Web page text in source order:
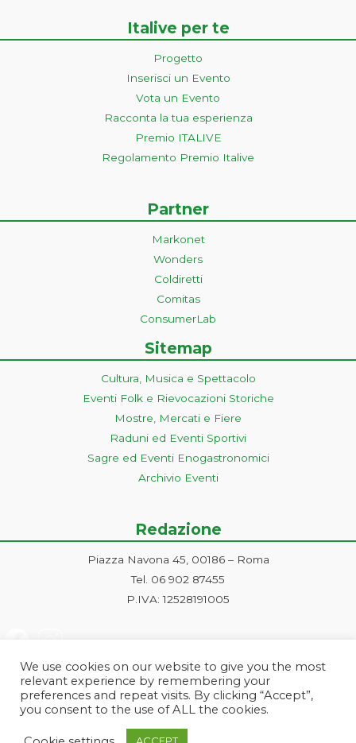
Italive per te
Progetto
Inserisci un Evento
Vota un Evento
Racconta la tua esperienza
Premio ITALIVE
Regolamento Premio Italive
Partner
Markonet
Wonders
Coldiretti
Comitas
ConsumerLab
Sitemap
Cultura, Musica e Spettacolo
Eventi Folk e Rievocazioni Storiche
Mostre, Mercati e Fiere
Raduni ed Eventi Sportivi
Sagre ed Eventi Enogastronomici
Archivio Eventi
Redazione
Piazza Navona 45, 00186 – Roma
Tel. 06 902 87455
P.IVA: 12528191005
We use cookies on our website to give you the most
relevant experience by remembering your
preferences and repeat visits. By clicking “Accept”,
you consent to the use of ALL the cookies.